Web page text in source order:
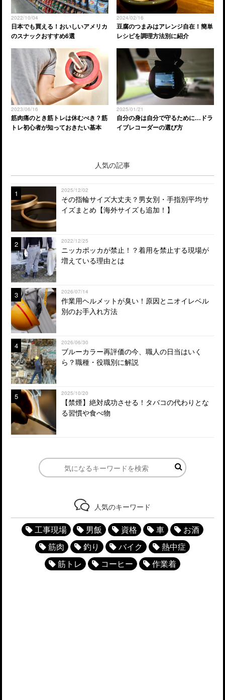
2022/10/04
日本でも買える！おいしいアメリカ
のスナックおすすめ6選
2024/02/16
豆腐のつまみはアレンジ自在！簡単
レシピを調理方法別に紹介
2023/06/16
筋肉痛のとき筋トレは休むべき？筋
トレ初心者が知っておきたい基本
2025/01/21
自分の身は自分で守るために…ドラ
イブレコーダーの選び方
人気の記事
1 2025/12/02
その指輪サイズ大丈夫？男女別・手指別平均サ
イズまとめ【海外サイズも追加！】
2 2022/12/25
ニッカポッカが禁止！？着用を禁止する現場が
増えている理由とは
3 2026/07/14
作業用ヘルメットが臭い！原因とニオイレベル
別のお手入れ方法
4 2026/06/30
ブルーカラー再評価の今、職人の日当はいく
ら？職種・役職別に解説
5 2025/10/20
【禁煙】絶対成功させる！タバコの代わりとな
る習慣や食べ物
人気のキーワード
工事現場 男飯 資格 車
お酒
筋肉
釣り バイク
熱中症
筋トレ
コーヒー 作業着